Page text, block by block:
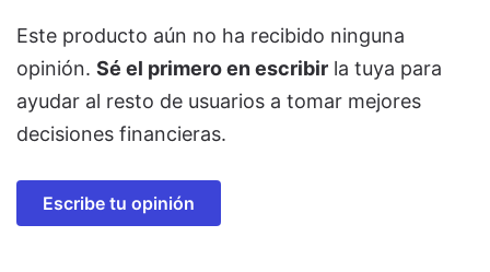
Este producto aún no ha recibido ninguna
opinión. Sé el primero en escribir la tuya para
ayudar al resto de usuarios a tomar mejores
decisiones financieras.
Escribe tu opinión